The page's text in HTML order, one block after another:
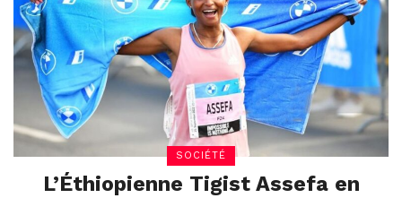
SOCIÉTÉ
L’Éthiopienne Tigist Assefa en